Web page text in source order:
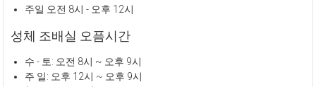
주일 오전 8시 - 오후 12시
성체 조배실 오픔시간
수 - 토: 오전 8시 ~ 오후 9시
주 일: 오후 12시 ~ 오후 9시